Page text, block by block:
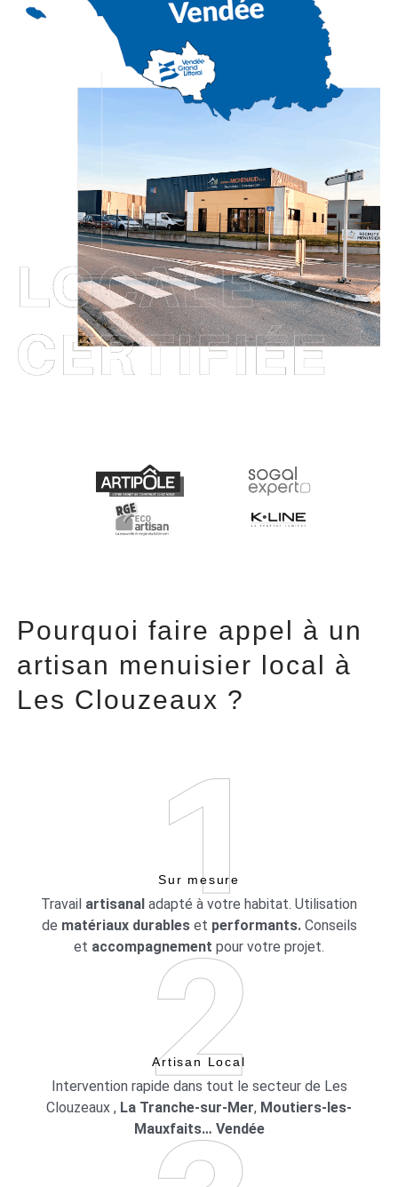
Pourquoi faire appel à un
artisan menuisier local à
Les Clouzeaux ?
Sur mesure
Travail artisanal adapté à votre habitat. Utilisation
de matériaux durableset performants. Conseils
et accompagnement pour votre projet.
Artisan Local
Intervention rapide dans tout le secteur de Les
Clouzeaux , La Tranche-sur-Mer, Moutiers-les-
Mauxfaits… Vendée